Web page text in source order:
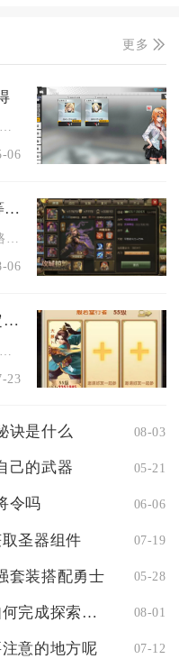
更多
06
攻城掠地124级之后怎样提升等级速度
攻城掠地124级后快速升级的核心思路是依托国战影子刷取高额战...
06
大掌门2极限西门是否需要特定道具
23
诀是什么 08-03
己的武器 05-21
令吗 06-06
圣器组件 07-19
套装搭配勇士 05-28
全民奇迹2中的幽暗密林要如何完成探索任务 08-01
意的地方呢 07-12